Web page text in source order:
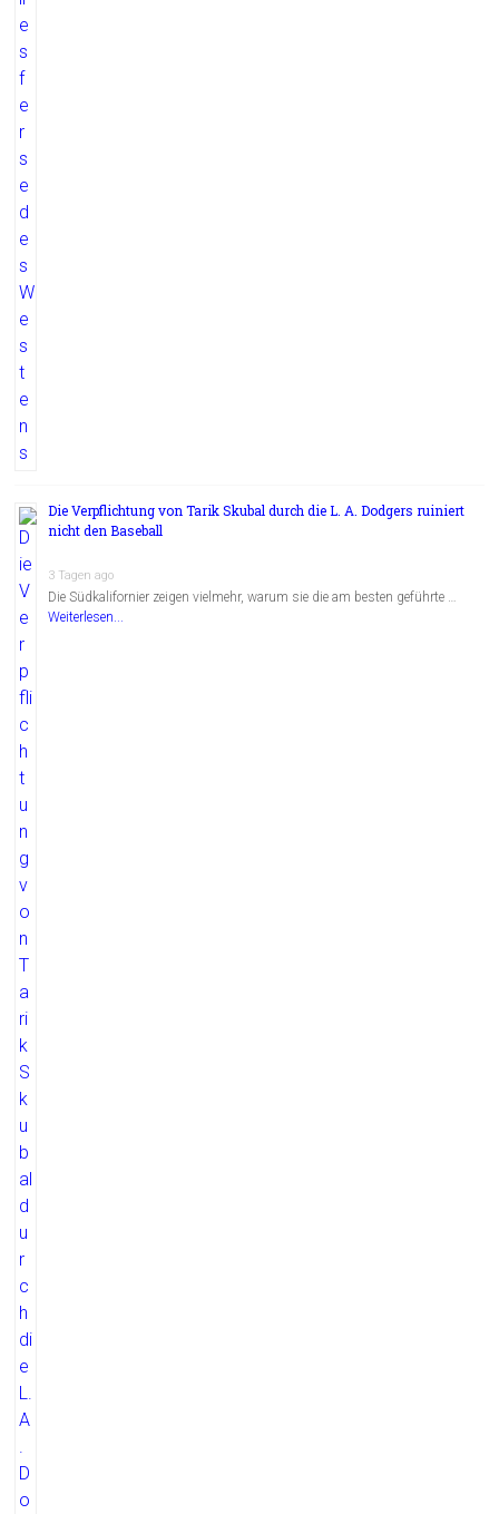
Die Verpflichtung von Tarik Skubal durch die L. A. Dodgers ruiniert
nicht den Baseball
3 Tagen ago
Die Südkalifornier zeigen vielmehr, warum sie die am besten geführte …
Weiterlesen...